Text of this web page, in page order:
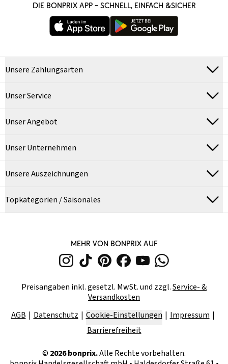
DIE BONPRIX APP – SCHNELL, EINFACH &SICHER
Unsere Zahlungsarten
Unser Service
Unser Angebot
Unser Unternehmen
Unsere Auszeichnungen
Topkategorien / Saisonales
MEHR VON BONPRIX AUF
Preisangaben inkl. gesetzl. MwSt. und zzgl.Service- &
Versandkosten
AGB
Datenschutz Cookie-Einstellungen
Impressum
Barrierefreiheit
© 2026bonprix.Alle Rechte vorbehalten.